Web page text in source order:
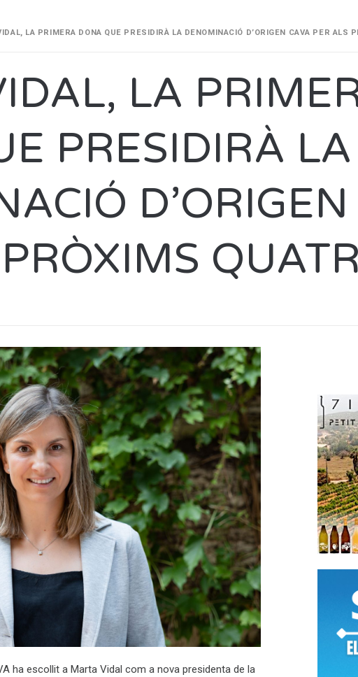
LA PRIMERA DONA QUE PRESIDIRÀ LA DENOMINACIÓ D’ORIGEN CAVA PER ALS
LA
PRESIDIRÀ LA
ha escollit a Marta Vidal com a nova presidenta de la